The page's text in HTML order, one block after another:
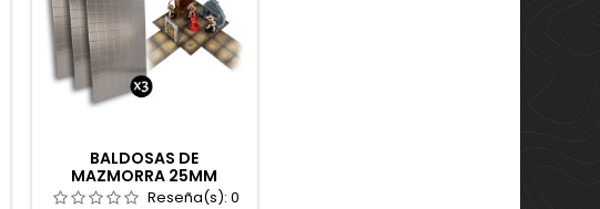
BALDOSAS DE
MAZMORRA 25MM
Reseña(s):0